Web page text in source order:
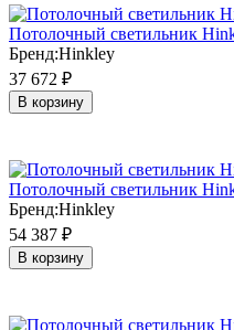
Потолочный светильник
Бренд:Hinkley
37 672 ₽
В корзину
Потолочный светильник
Бренд:Hinkley
54 387 ₽
В корзину